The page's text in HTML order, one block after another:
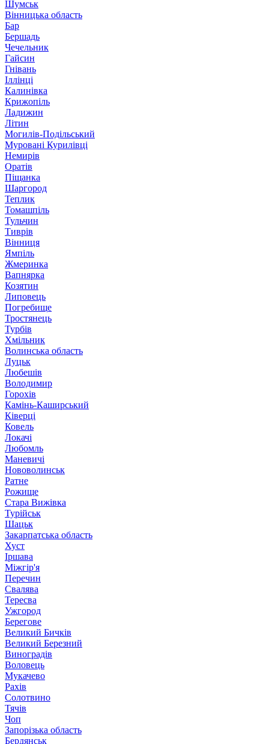
Шумськ
Вінницька область
Бар
Бершадь
Чечельник
Гайсин
Гнівань
Іллінці
Калинівка
Крижопіль
Ладижин
Літин
Могилів-Подільський
Муровані Курилівці
Немирів
Оратів
Піщанка
Шаргород
Теплик
Томашпіль
Тульчин
Тиврів
Вінниця
Ямпіль
Жмеринка
Вапнярка
Козятин
Липовець
Погребище
Тростянець
Турбів
Хмільник
Волинська область
Луцьк
Любешів
Володимир
Горохів
Камінь-Каширський
Ківерці
Ковель
Локачі
Любомль
Маневичі
Нововолинськ
Ратне
Рожище
Стара Вижівка
Турійськ
Шацьк
Закарпатська область
Хуст
Іршава
Міжгір'я
Перечин
Свалява
Тересва
Ужгород
Берегове
Великий Бичків
Великий Березний
Виноградів
Воловець
Мукачево
Рахів
Солотвино
Тячів
Чоп
Запорізька область
Бердянськ